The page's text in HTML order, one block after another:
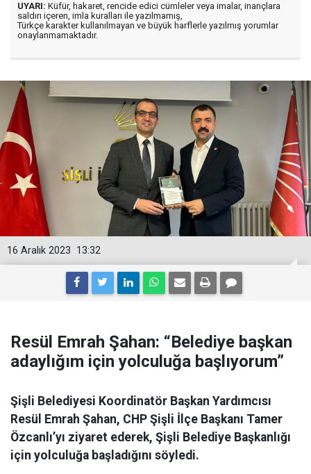
UYARI: Küfür, hakaret, rencide edici cümleler veya imalar, inançlara
saldırı içeren, imla kuralları ile yazılmamış,
Türkçe karakter kullanılmayan ve büyük harflerle yazılmış yorumlar
onaylanmamaktadır.
13:32
16 Aralık 2023
Resül Emrah Şahan: “Belediye başkan
adaylığım için yolculuğa başlıyorum”
Şişli Belediyesi Koordinatör Başkan Yardımcısı
Resül Emrah Şahan, CHP Şişli İlçe Başkanı Tamer
Özcanlı’yı ziyaret ederek, Şişli Belediye Başkanlığı
için yolculuğa başladığını söyledi.